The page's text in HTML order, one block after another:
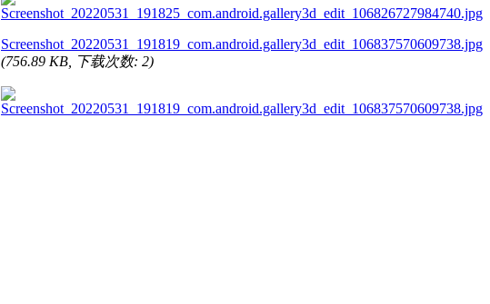
Screenshot_20220531_191819_com.android.gallery3d_edit_106837570609738.jpg
(756.89 KB, 下载次数: 2)